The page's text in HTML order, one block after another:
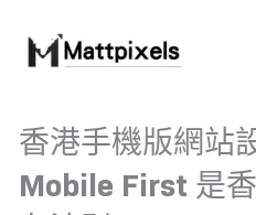
content
香港手機版網站
Mobile First 是